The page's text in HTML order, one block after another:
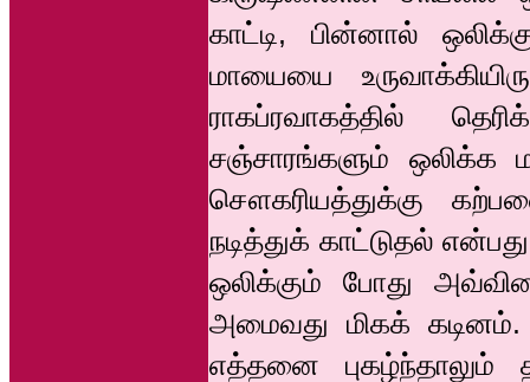
காட்டி, பின்னால்
மாயையை
ராகப்ரவாகத்தில்
சஞ்சாரங்களும் ஒலிக்க
சௌகரியத்துக்கு
நடித்துக் காட்டுதல்
ஒலிக்கும் போது
அமைவது மிகக் கடினம்.
எத்தனை